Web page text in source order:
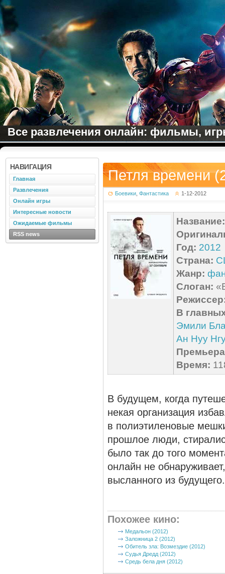
Все развлечения онлайн: фильмы,
Петля времени
Боевики Фантастика 1-12-2012
Название:
Год: 2012
Страна:
Жанр:
Слоган:
В
Эмили
Ан Нуу
Время:
В будущем, когда
некая организация
в полиэтиленовые
прошлое люди,
было так до того
онлайн не
высланного из будущего.
Похожее кино:
Медальон (2012)
Заложница 2 (2012)
Обитель зла: Возмездие (2012)
Судья Дредд (2012)
Средь бела дня (2012)
НАВИГАЦИЯ
Главная
Развлечения
Онлайн игры
Интересные новости
Ожидаемые фильмы
RSS news